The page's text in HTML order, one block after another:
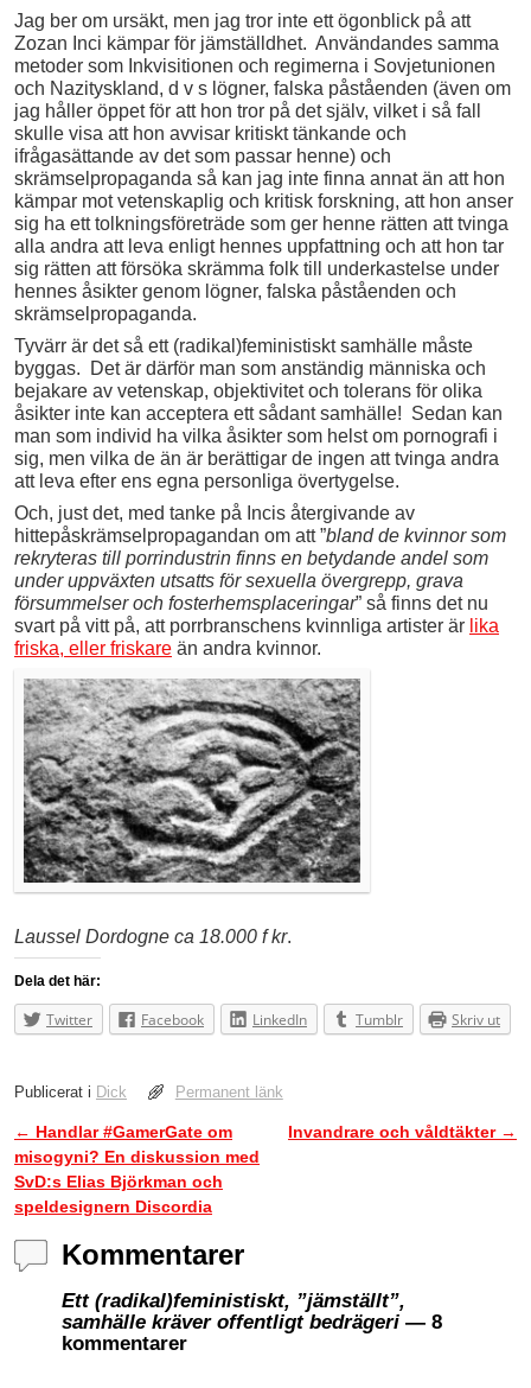
Jag ber om ursäkt, men jag tror inte ett ögonblick på att
Zozan Inci kämpar för jämställdhet. Användandes samma
metoder som Inkvisitionen och regimerna i Sovjetunionen
och Nazityskland, d v s lögner, falska påståenden (även om
jag håller öppet för att hon tror på det själv, vilket i så fall
skulle visa att hon avvisar kritiskt tänkande och
ifrågasättande av det som passar henne) och
skrämselpropaganda så kan jag inte finna annat än att hon
kämpar mot vetenskaplig och kritisk forskning, att hon anser
sig ha ett tolkningsföreträde som ger henne rätten att tvinga
alla andra att leva enligt hennes uppfattning och att hon tar
sig rätten att försöka skrämma folk till underkastelse under
hennes åsikter genom lögner, falska påståenden och
skrämselpropaganda.
Tyvärr är det så ett (radikal)feministiskt samhälle måste
byggas. Det är därför man som anständig människa och
bejakare av vetenskap, objektivitet och tolerans för olika
åsikter inte kan acceptera ett sådant samhälle! Sedan kan
man som individ ha vilka åsikter som helst om pornografi i
sig, men vilka de än är berättigar de ingen att tvinga andra
att leva efter ens egna personliga övertygelse.
Och, just det, med tanke på Incis återgivande av
hittepåskrämselpropagandan om att ”bland de kvinnor som
rekryteras till porrindustrin finns en betydande andel som
under uppväxten utsatts för sexuella övergrepp, grava
försummelser och fosterhemsplaceringar” så finns det nu
svart på vitt på, att porrbranschens kvinnliga artister är lika
friska, eller friskare än andra kvinnor.
Laussel Dordogne ca 18.000 f kr.
Dela det här:
Twitter Facebook LinkedIn Tumblr Skriv ut
Publicerat i Dick Permanent länk
Inläggsnavigering
← Handlar #GamerGate om
misogyni? En diskussion med
SvD:s Elias Björkman och
speldesignern Discordia
Invandrare och våldtäkter →
Kommentarer
Ett (radikal)feministiskt, ”jämställt”,
samhälle kräver offentligt bedrägeri — 8
kommentarer